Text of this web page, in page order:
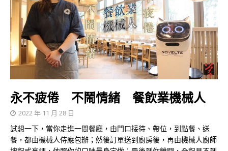
永不疲倦 不鬧情緒 餐飲業機械人
2022 年 11 月 28 日
試想一下，當你走進一間餐廳，由門口接待、帶位，到點餐、送
餐，都由機械人侍應包辦；然後訂單送到廚房後，再由機械人廚師